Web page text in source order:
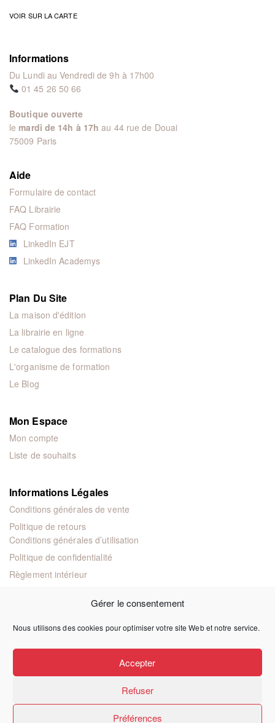
Gérer le consentement
Nous utilisons des cookies pour optimiser votre site Web et notre service.
Accepter
Refuser
Préférences
VOIR SUR LA CARTE
Informations
Du Lundi au Vendredi de 9h à 17h00
01 45 26 50 66
Boutique ouverte
le mardi de 14h à 17h au 44 rue de Douai
75009 Paris
Aide
Formulaire de contact
FAQ Librairie
FAQ Formation
LinkedIn EJT
LinkedIn Academys
Plan Du Site
La maison d'édition
La librairie en ligne
Le catalogue des formations
L'organisme de formation
Le Blog
Mon Espace
Mon compte
Liste de souhaits
Informations Légales
Conditions générales de vente
Politique de retours
Conditions générales d’utilisation
Politique de confidentialité
Règlement intérieur
© 2024 Éditions juridiques et techniques